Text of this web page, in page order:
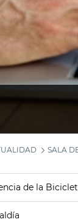
SALA
de la